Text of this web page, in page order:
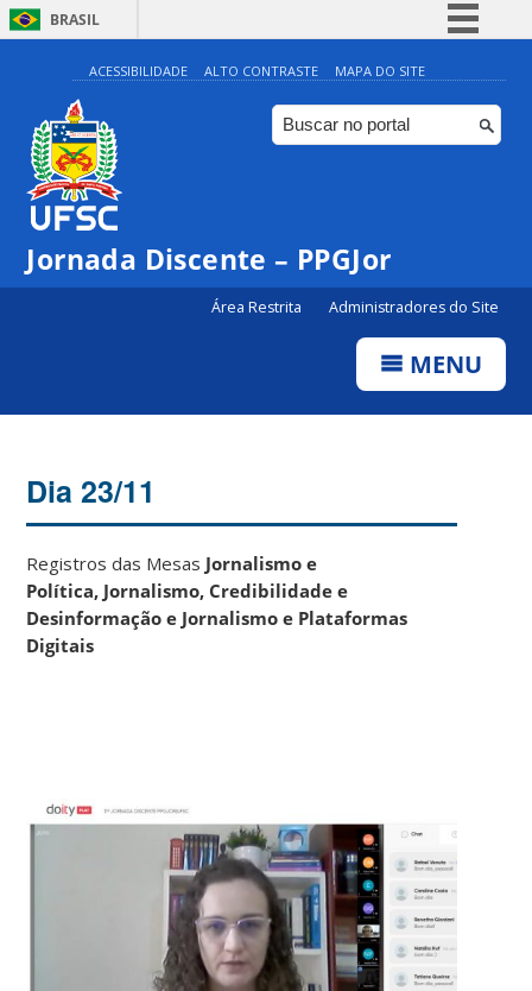
BRASIL
Simplifique!
Comunica BR
Participe
Canais
ACESSIBILIDADE ALTO CONTRASTE MAPA DO SITE
Jornada Discente – PPGJor
Área Restrita Administradores do Site
MENU
Dia 23/11
Registros das Mesas Jornalismo e
Política, Jornalismo, Credibilidade e
Desinformação e Jornalismo e Plataformas
Digitais